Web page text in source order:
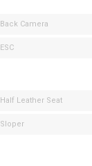
Back Camera
ESC
Half Leather Seat
Sloper